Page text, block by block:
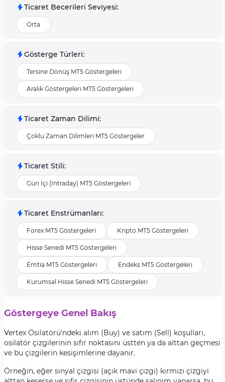
Ticaret Becerileri Seviyesi:
Orta
Gösterge Türleri:
Tersine Dönüş MT5 Göstergeleri
Aralık Göstergeleri MT5 Göstergeleri
Ticaret Zaman Dilimi:
Çoklu Zaman Dilimleri MT5 Göstergeler
Ticaret Stili:
Gün İçi (Intraday) MT5 Göstergeleri
Ticaret Enstrümanları:
Forex MT5 Göstergeleri Kripto MT5 Göstergeleri
Hisse Senedi MT5 Göstergeleri
Emtia MT5 Göstergeleri Endeks MT5 Göstergeleri
Kurumsal Hisse Senedi MT5 Göstergeleri
Göstergeye Genel Bakış
Vertex Osilatörü'ndeki alım (Buy) ve satım (Sell) koşulları,
osilatör çizgilerinin sıfır noktasını üstten ya da alttan geçmesi
ve bu çizgilerin kesişimlerine dayanır.
Örneğin, eğer sinyal çizgisi (açık mavi çizgi) kırmızı çizgiyi